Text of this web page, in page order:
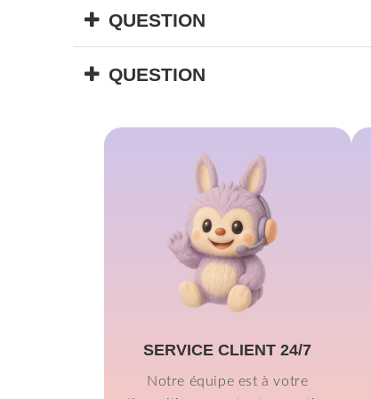
QUESTION
Texte de la réponse
QUESTION
SERVICE CLIENT 24/7
Notre équipe est à votre